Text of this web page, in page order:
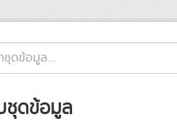
ชุดข้อมูล